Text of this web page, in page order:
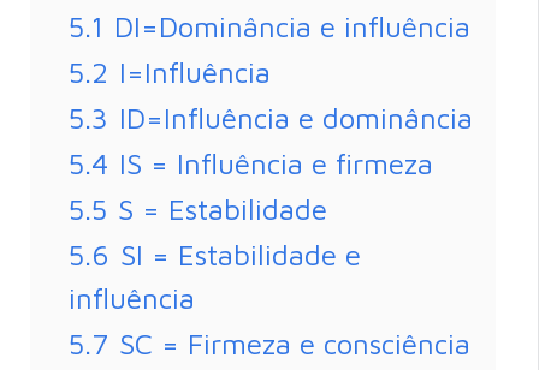
5.1 DI=Dominância e influência
5.2 I=Influência
5.3 ID=Influência e dominância
5.4 IS = Influência e firmeza
5.5 S = Estabilidade
5.6 SI = Estabilidade e
influência
5.7 SC = Firmeza e consciência